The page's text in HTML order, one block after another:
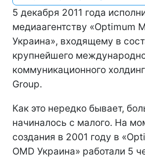
5 декабря 2011 года
медиаагентству «Optimum
Украина», входящему в
крупнейшего
коммуникационного
Group.
Как это нередко бывает,
начиналось с малого. На
создания в 2001 году в
OMD Украина» работали 5